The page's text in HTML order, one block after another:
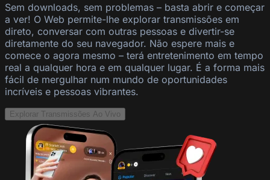
Sem downloads, sem problemas – basta abrir e começar
a ver! O Web permite-lhe explorar transmissões em
direto, conversar com outras pessoas e divertir-se
diretamente do seu navegador. Não espere mais e
comece o agora mesmo – terá entretenimento em tempo
real a qualquer hora e em qualquer lugar. É a forma mais
fácil de mergulhar num mundo de oportunidades
incríveis e pessoas vibrantes.
Explorar Transmissões Ao Vivo